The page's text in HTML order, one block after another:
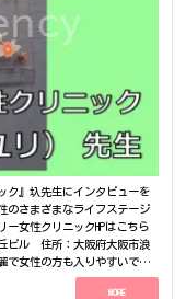
様『だから、そのお客様の今
に行く時に、それをアシスト
りとした関係性を築けていな
酒井様『仲の良い友達にもし
『なんとなくでVanillaと答え
名前なんですね、それでもす
いは？】酒井様『大変な所
ためにも最初のお金は捻出し
影響したり。』住居『なるほ
も、一つ上げるとしたら、近
『誰しも芸能人の方に憧れや
、スタイリストさん達なの
ますね。』Vanillaには服だけ
心斎橋、アメリカ村にお越
ぜリーストラクチャー西心斎
ク』圦先生にインタビューを
のさまざまなライフステージ
女性クリニックHPはこちら
ビル 住所：大阪府大阪市浪
で女性の方も入りやすいで
様に清潔感のある空間、待合
MORE